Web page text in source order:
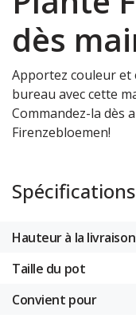
dès
Apportez couleur et
bureau avec cette
Commandez-la dès
Firenzebloemen!
Spécifications
Hauteur à la livraison
Taille du pot
Convient pour